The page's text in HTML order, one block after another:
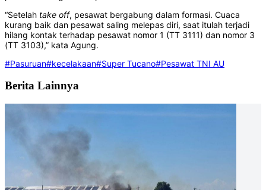
“Setelah take off, pesawat bergabung dalam formasi. Cuaca
kurang baik dan pesawat saling melepas diri, saat itulah terjadi
hilang kontak terhadap pesawat nomor 1 (TT 3111) dan nomor 3
(TT 3103),” kata Agung.
#Pasuruan#kecelakaan#Super Tucano#Pesawat TNI AU
Berita Lainnya